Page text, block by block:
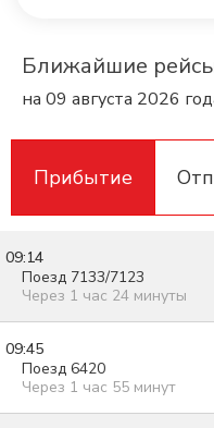
Ближайшие
на 09 августа 2026
Прибытие
09:14
Поезд 7133/7123
Через 1 час 24 минуты
09:45
Поезд 6420
Через 1 час 55 минут